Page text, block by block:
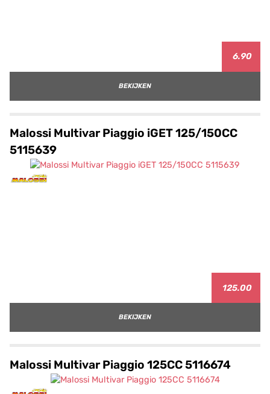
6.90
BEKIJKEN
Malossi Multivar Piaggio iGET 125/150CC
5115639
125.00
BEKIJKEN
Malossi Multivar Piaggio 125CC 5116674